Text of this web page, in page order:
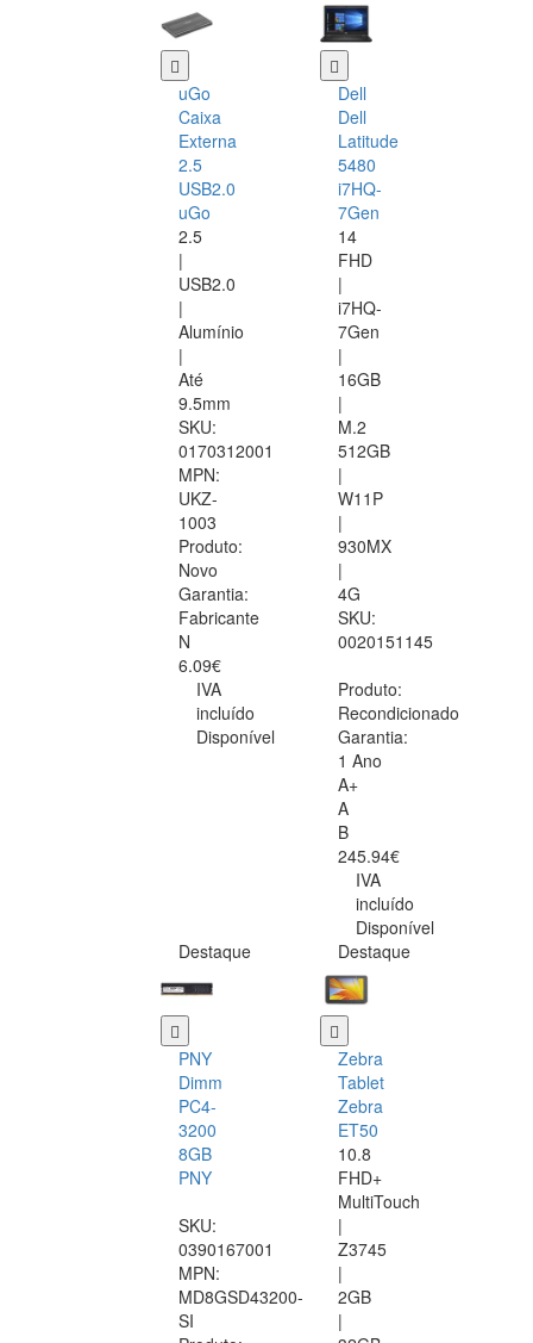
uGo
Caixa
Externa
2.5
USB2.0
uGo
2.5
|
USB2.0
|
Alumínio
|
Até
9.5mm
SKU:
0170312001
MPN:
UKZ-
1003
Produto:
Novo
Garantia:
Fabricante
N
6.09€
IVA
incluído
Disponível
Dell
Dell
Latitude
5480
i7HQ-
7Gen
14
FHD
|
i7HQ-
7Gen
|
16GB
|
M.2
512GB
|
W11P
|
930MX
|
4G
SKU:
0020151145
Produto:
Recondicionado
Garantia:
1 Ano
A+
A
B
245.94€
IVA
incluído
Disponível
Destaque
PNY
Dimm
PC4-
3200
8GB
PNY
SKU:
0390167001
MPN:
MD8GSD43200-
SI
Destaque
Zebra
Tablet
Zebra
ET50
10.8
FHD+
MultiTouch
|
Z3745
|
2GB
|